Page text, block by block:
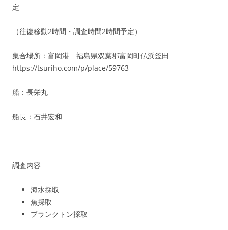
定
（往復移動2時間・調査時間2時間予定）
集合場所：富岡港 福島県双葉郡富岡町仏浜釜田
https://tsuriho.com/p/place/59763
船：長栄丸
船長：石井宏和
調査内容
海水採取
魚採取
プランクトン採取